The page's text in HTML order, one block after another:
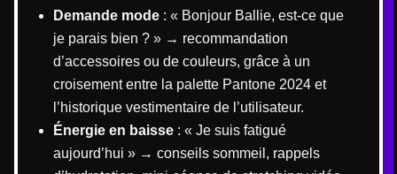
Demande mode : « Bonjour Ballie, est-ce que
je parais bien ? » → recommandation
d’accessoires ou de couleurs, grâce à un
croisement entre la palette Pantone 2024 et
l’historique vestimentaire de l’utilisateur.
Énergie en baisse : « Je suis fatigué
aujourd’hui » → conseils sommeil, rappels